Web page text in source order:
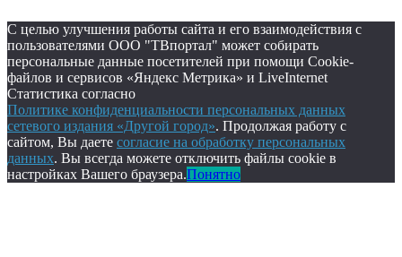
С целью улучшения работы сайта и его взаимодействия с
пользователями ООО "ТВпортал" может собирать
персональные данные посетителей при помощи Cookie-
файлов и сервисов «Яндекс Метрика» и LiveInternet
Статистика согласно
Политике конфиденциальности персональных данных
сетевого издания «Другой город». Продолжая работу с
сайтом, Вы даете согласие на обработку персональных
данных. Вы всегда можете отключить файлы cookie в
настройках Вашего браузера.Понятно